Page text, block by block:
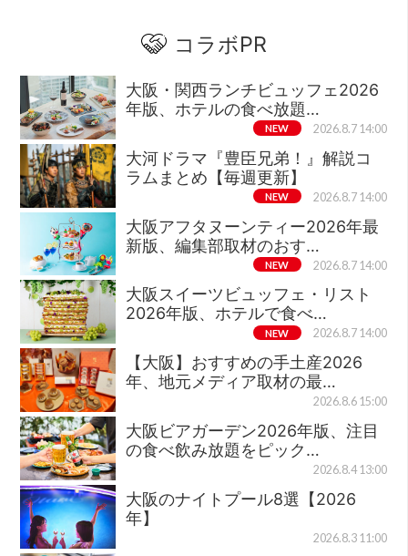
コラボPR
大阪・関西ランチビュッフェ2026
年版、ホテルの食べ放題…
NEW 2026.8.7 14:00
大河ドラマ『豊臣兄弟！』解説コ
ラムまとめ【毎週更新】
NEW 2026.8.7 14:00
大阪アフタヌーンティー2026年最
新版、編集部取材のおす…
NEW 2026.8.7 14:00
大阪スイーツビュッフェ・リスト
2026年版、ホテルで食べ…
NEW 2026.8.7 14:00
【大阪】おすすめの手土産2026
年、地元メディア取材の最…
2026.8.6 15:00
大阪ビアガーデン2026年版、注目
の食べ飲み放題をピック…
2026.8.4 13:00
大阪のナイトプール8選【2026
年】
2026.8.3 11:00